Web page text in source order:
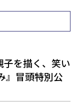
子を描く、笑い
』冒頭特別公